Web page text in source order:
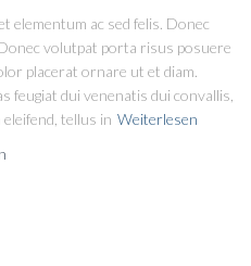
elementum ac sed felis. Donec
volutpat porta risus posuere
placerat ornare ut et diam.
feugiat dui venenatis dui convallis,
tellus in Weiterlesen